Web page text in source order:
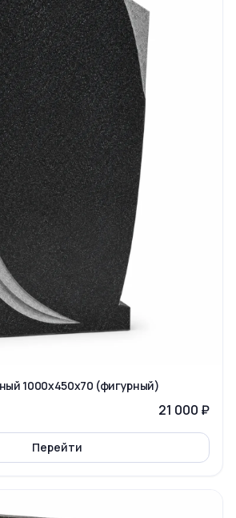
1000x450x70 (фигурный)
21 000 ₽
Перейти